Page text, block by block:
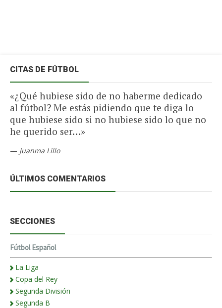
CITAS DE FÚTBOL
«¿Qué hubiese sido de no haberme dedicado
al fútbol? Me estás pidiendo que te diga lo
que hubiese sido si no hubiese sido lo que no
he querido ser…»
— Juanma Lillo
ÚLTIMOS COMENTARIOS
SECCIONES
Fútbol Español
La Liga
Copa del Rey
Segunda División
Segunda B